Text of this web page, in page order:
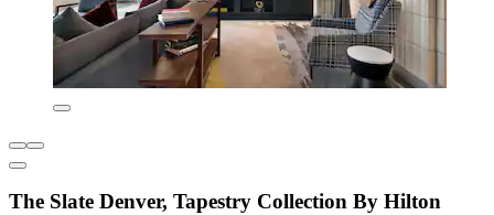
The Slate Denver, Tapestry Collection By Hilton